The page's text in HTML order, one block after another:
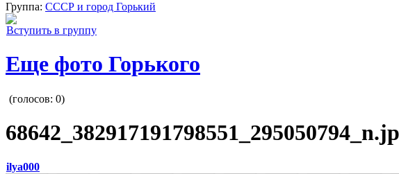
Группа: СССР и город Горький
Вступить в группу
Еще фото Горького
(голосов: 0)
ilya000